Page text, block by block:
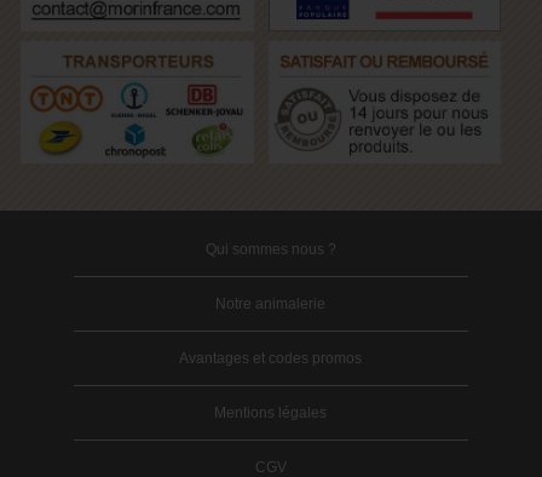
Qui sommes nous ?
Notre animalerie
Avantages et codes promos
Mentions légales
CGV